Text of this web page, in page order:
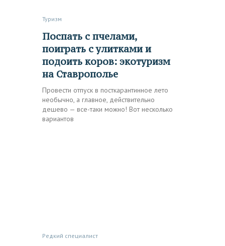
Туризм
Поспать с пчелами,
поиграть с улитками и
подоить коров: экотуризм
на Ставрополье
Провести отпуск в посткарантинное лето
необычно, а главное, действительно
дешево — все-таки можно! Вот несколько
вариантов
Редкий специалист